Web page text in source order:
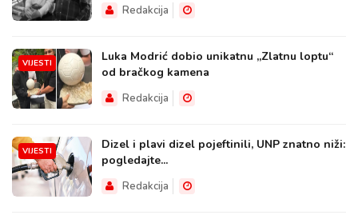
Redakcija
VIJESTI
Luka Modrić dobio unikatnu „Zlatnu loptu“
od bračkog kamena
Redakcija
VIJESTI
Dizel i plavi dizel pojeftinili, UNP znatno niži:
pogledajte...
Redakcija